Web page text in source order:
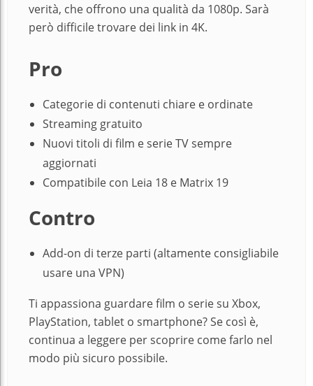
verità, che offrono una qualità da 1080p. Sarà
però difficile trovare dei link in 4K.
Pro
Categorie di contenuti chiare e ordinate
Streaming gratuito
Nuovi titoli di film e serie TV sempre
aggiornati
Compatibile con Leia 18 e Matrix 19
Contro
Add-on di terze parti (altamente consigliabile
usare una VPN)
Ti appassiona guardare film o serie su Xbox,
PlayStation, tablet o smartphone? Se così è,
continua a leggere per scoprire come farlo nel
modo più sicuro possibile.